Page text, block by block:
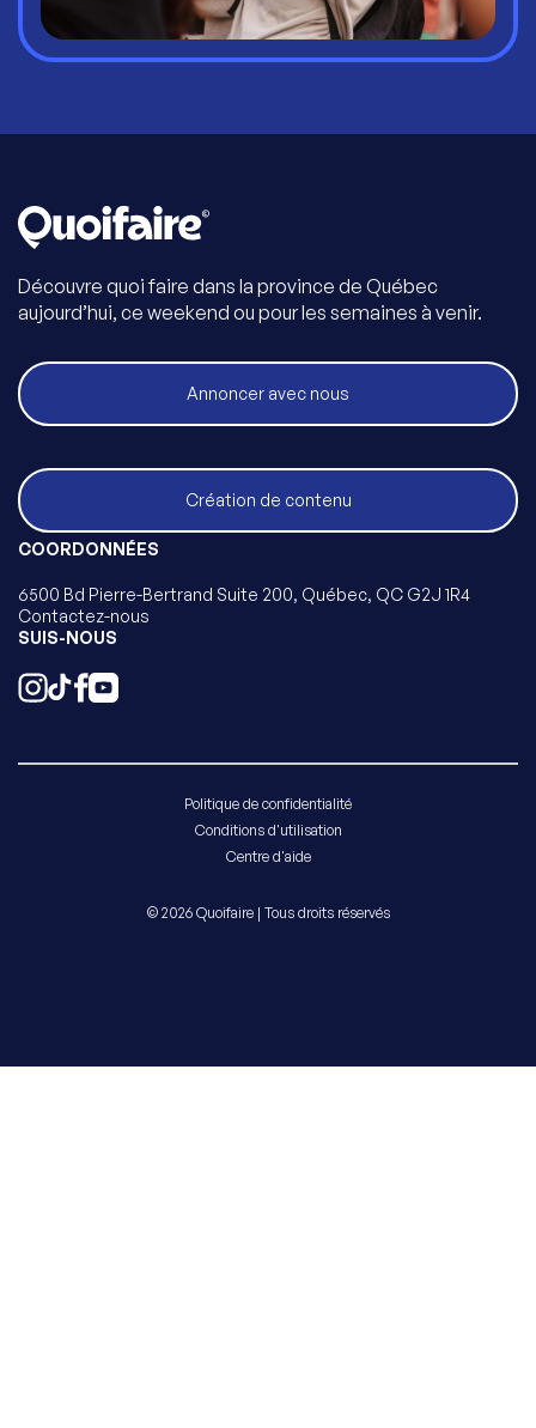
Découvre quoi faire dans la province de Québec
aujourd’hui, ce weekend ou pour les semaines à venir.
Annoncer avec nous
Création de contenu
COORDONNÉES
6500 Bd Pierre-Bertrand Suite 200, Québec, QC G2J 1R4
Contactez-nous
SUIS-NOUS
Politique de confidentialité
Conditions d'utilisation
Centre d'aide
© 2026 Quoifaire | Tous droits réservés